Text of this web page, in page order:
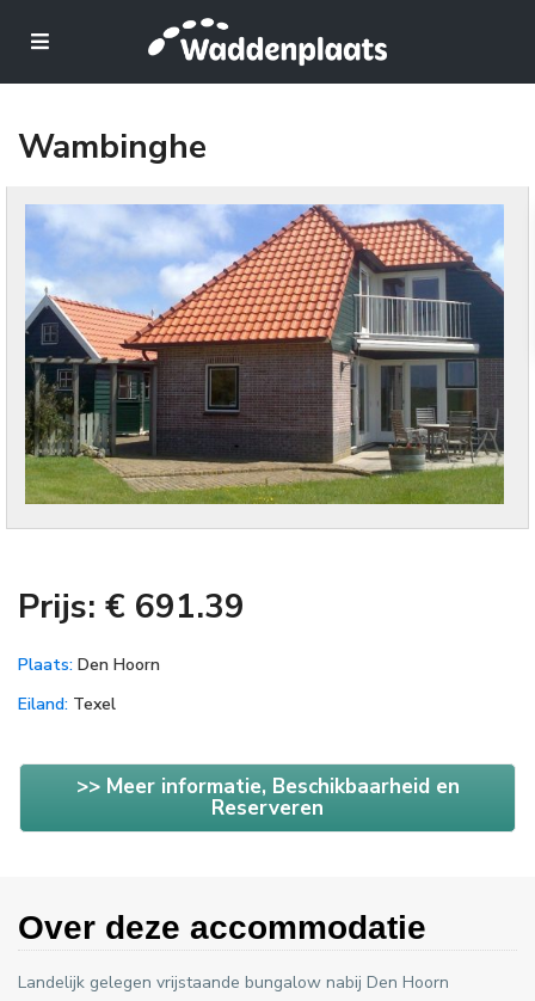
Wambinghe
Prijs: € 691.39
Plaats: Den Hoorn
Eiland: Texel
>> Meer informatie, Beschikbaarheid en
Reserveren
Over deze accommodatie
Landelijk gelegen vrijstaande bungalow nabij Den Hoorn